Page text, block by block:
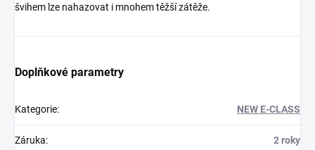
švihem lze nahazovat i mnohem těžší zátěže.
Doplňkové parametry
Kategorie: NEW E-CLASS
Záruka: 2 roky